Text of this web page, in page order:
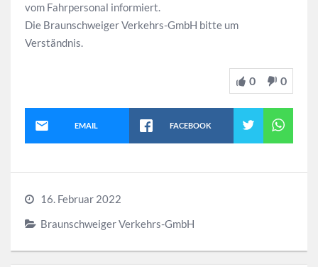
vom Fahrpersonal informiert.
Die Braunschweiger Verkehrs-GmbH bitte um
Verständnis.
0 0
EMAIL FACEBOOK
16. Februar 2022
Braunschweiger Verkehrs-GmbH